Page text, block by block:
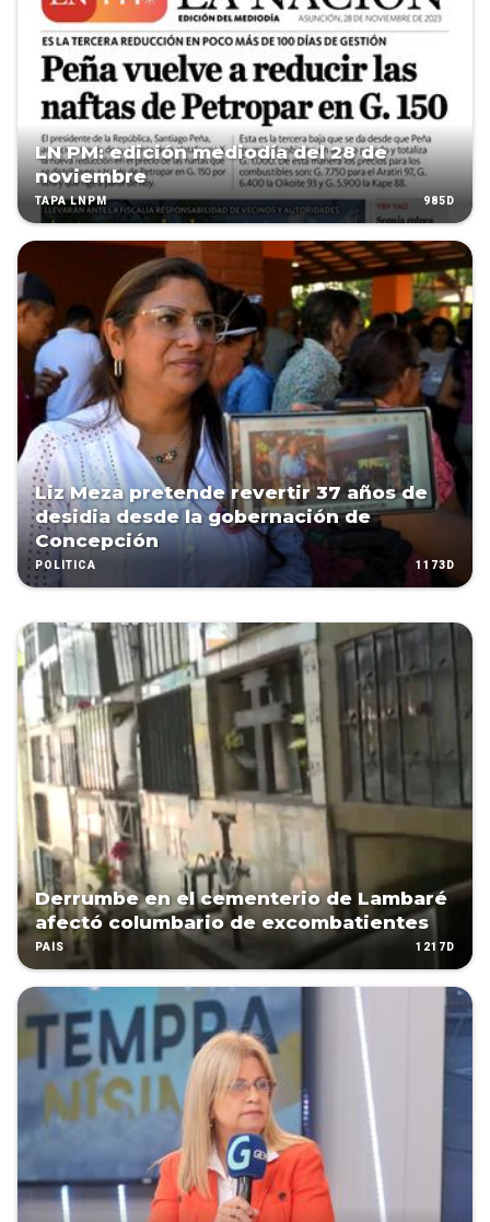
LN PM: edición mediodía del 28 de
noviembre
TAPA LNPM 985D
Liz Meza pretende revertir 37 años de
desidia desde la gobernación de
Concepción
POLÍTICA 1173D
Derrumbe en el cementerio de Lambaré
afectó columbario de excombatientes
PAÍS 1217D